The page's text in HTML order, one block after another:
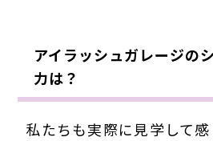
アイラッシュガレージの
力は？
私たちも実際に見学して